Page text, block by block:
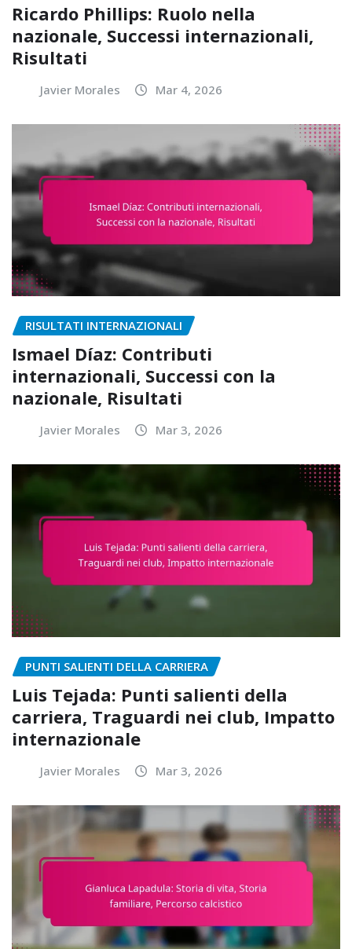
Ricardo Phillips: Ruolo nella
nazionale, Successi internazionali,
Risultati
Javier Morales Mar 4, 2026
RISULTATI INTERNAZIONALI
Ismael Díaz: Contributi
internazionali, Successi con la
nazionale, Risultati
Javier Morales Mar 3, 2026
PUNTI SALIENTI DELLA CARRIERA
Luis Tejada: Punti salienti della
carriera, Traguardi nei club, Impatto
internazionale
Javier Morales Mar 3, 2026